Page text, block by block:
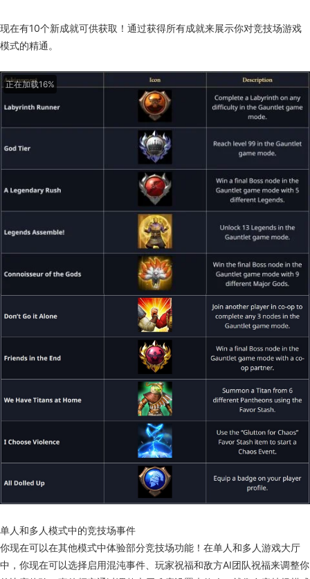
现在有10个新成就可供获取！通过获得所有成就来展示你对竞技场游戏
模式的精通。
正在加载23%
单人和多人模式中的竞技场事件
你现在可以在其他模式中体验部分竞技场功能！在单人和多人游戏大厅
中，你现在可以选择启用混沌事件、玩家祝福和敌方AI团队祝福来调整你